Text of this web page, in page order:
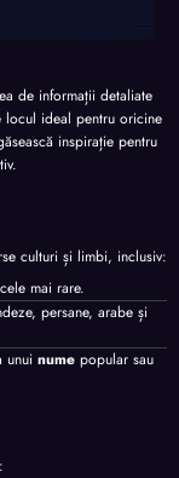
de informații detaliate
locul ideal pentru oricine
inspirație pentru
culturi și limbi, inclusiv:
mai rare.
persane, arabe și
unui nume popular sau